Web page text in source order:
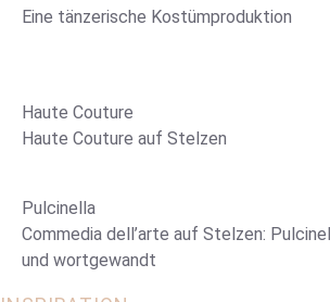
Eine tänzerische Kostümproduktion
Haute Couture
Haute Couture auf Stelzen
Pulcinella
Commedia dell’arte auf Stelzen:
und wortgewandt